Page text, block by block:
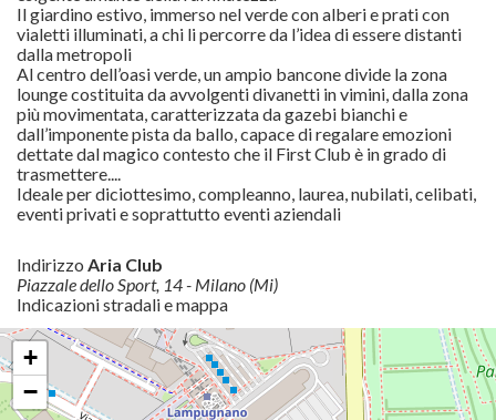
Il giardino estivo, immerso nel verde con alberi e prati con
vialetti illuminati, a chi li percorre da l’idea di essere distanti
dalla metropoli
Al centro dell’oasi verde, un ampio bancone divide la zona
lounge costituita da avvolgenti divanetti in vimini, dalla zona
più movimentata, caratterizzata da gazebi bianchi e
dall’imponente pista da ballo, capace di regalare emozioni
dettate dal magico contesto che il First Club è in grado di
trasmettere....
Ideale per diciottesimo, compleanno, laurea, nubilati, celibati,
eventi privati e soprattutto eventi aziendali
Indirizzo Aria Club
Piazzale dello Sport, 14 - Milano (Mi)
Indicazioni stradali e mappa
+
−